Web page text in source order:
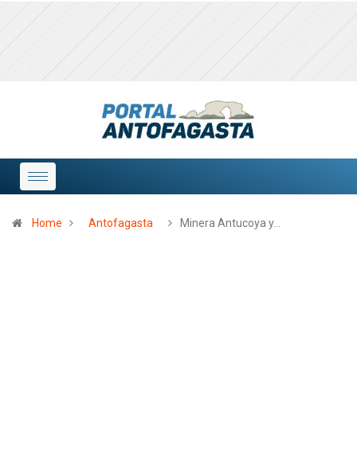
Home Antofagasta Minera Antucoya y…